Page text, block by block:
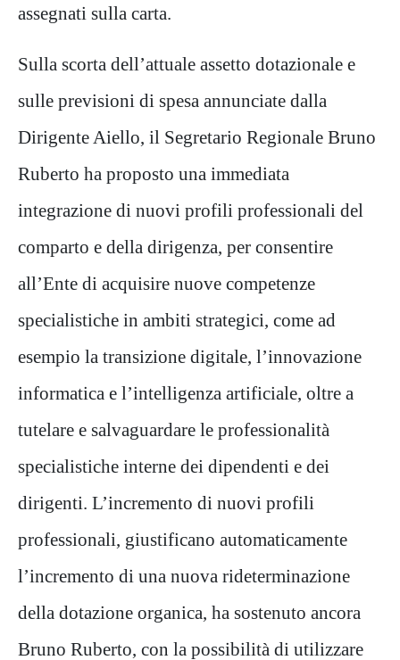
assegnati sulla carta.
Sulla scorta dell’attuale assetto dotazionale e
sulle previsioni di spesa annunciate dalla
Dirigente Aiello, il Segretario Regionale Bruno
Ruberto ha proposto una immediata
integrazione di nuovi profili professionali del
comparto e della dirigenza, per consentire
all’Ente di acquisire nuove competenze
specialistiche in ambiti strategici, come ad
esempio la transizione digitale, l’innovazione
informatica e l’intelligenza artificiale, oltre a
tutelare e salvaguardare le professionalità
specialistiche interne dei dipendenti e dei
dirigenti. L’incremento di nuovi profili
professionali, giustificano automaticamente
l’incremento di una nuova rideterminazione
della dotazione organica, ha sostenuto ancora
Bruno Ruberto, con la possibilità di utilizzare